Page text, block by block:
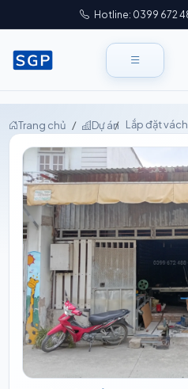
Hotline: 0399 672
Trang chủ Dự án Lắp đặt